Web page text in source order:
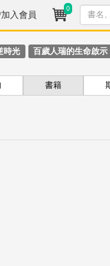
入會員
0
時光 百歲人瑞的生命啟示
書籍